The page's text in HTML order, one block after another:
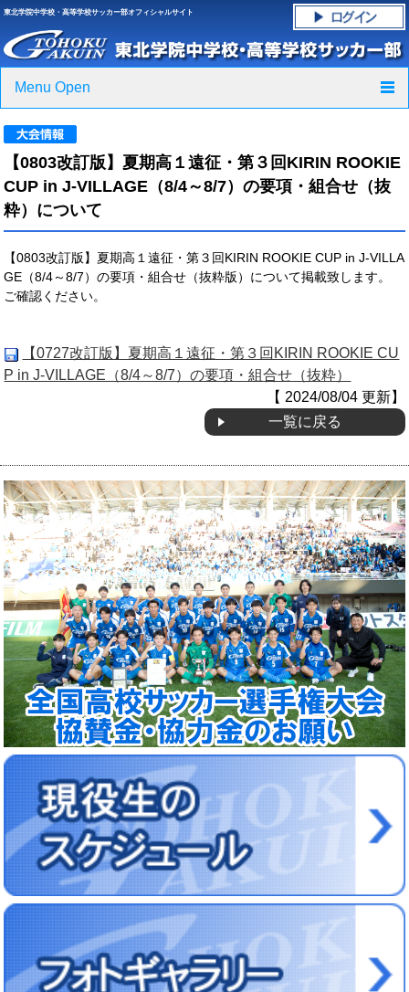
東北学院中学校・高等学校サッカー部オフィシャルサイト
Menu Open
ニュース
スケジュール
フォトギャラリー
OB会
【0803改訂版】夏期高１遠征・第３回KIRIN ROOKIE
CUP in J-VILLAGE（8/4～8/7）の要項・組合せ（抜
粋）について
【0803改訂版】夏期高１遠征・第３回KIRIN ROOKIE CUP in J-VILLA
GE（8/4～8/7）の要項・組合せ（抜粋版）について掲載致します。
ご確認ください。
【0727改訂版】夏期高１遠征・第３回KIRIN ROOKIE CU
P in J-VILLAGE（8/4～8/7）の要項・組合せ（抜粋）
【 2024/08/04 更新】
一覧に戻る